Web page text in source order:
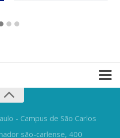
- Campus de São Carlos
são-carlense, 400